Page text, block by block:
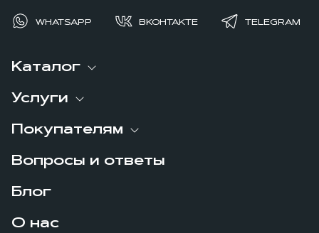
Каталог
Услуги
Покупателям
Вопросы и ответы
Блог
О нас
WHATSAPP ВКОНТАКТЕ TELEGRAM